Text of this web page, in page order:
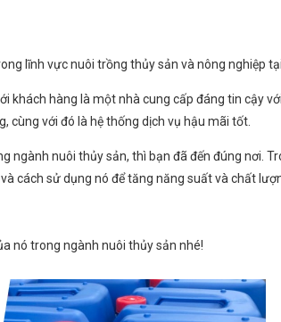
lĩnh vực nuôi trồng thủy sản và nông nghiệp
khách hàng là một nhà cung cấp đáng tin cậy
cùng với đó là hệ thống dịch vụ hậu mãi tốt.
ngành nuôi thủy sản, thì bạn đã đến đúng nơi.
cách sử dụng nó để tăng năng suất và chất
nó trong ngành nuôi thủy sản nhé!